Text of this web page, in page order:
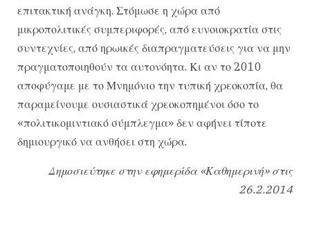
επιτακτική ανάγκη. Στόμωσε η χώρα από
μικροπολιτικές συμπεριφορές, από ευνοιοκρατία στις
συντεχνίες, από ηρωικές διαπραγματεύσεις για να μην
πραγματοποιηθούν τα αυτονόητα. Κι αν το 2010
αποφύγαμε με το Μνημόνιο την τυπική χρεοκοπία, θα
παραμείνουμε ουσιαστικά χρεοκοπημένοι όσο το
«πολιτικομιντιακό σύμπλεγμα» δεν αφήνει τίποτε
δημιουργικό να ανθήσει στη χώρα.
Δημοσιεύτηκε στην εφημερίδα «Καθημερινή» στις
26.2.2014